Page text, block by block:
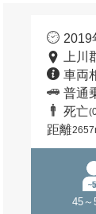
2019
上
車両
普通
死亡
距離
45～